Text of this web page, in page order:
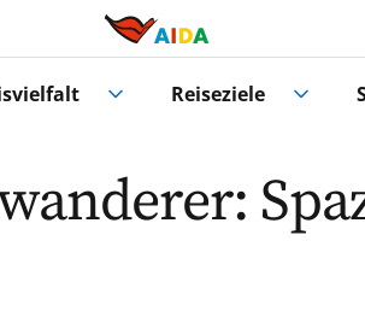
Reiseziele